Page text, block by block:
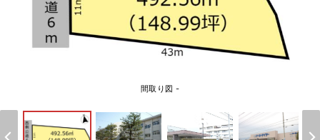
間取り図 -